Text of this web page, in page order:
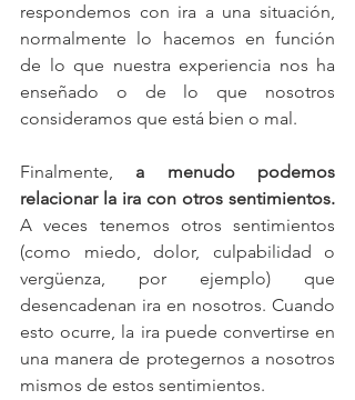
respondemos con ira a una situación,
normalmente lo hacemos en función
de lo que nuestra experiencia nos ha
enseñado o de lo que nosotros
consideramos que está bien o mal.
Finalmente, a menudo podemos
relacionar la ira con otros sentimientos.
A veces tenemos otros sentimientos
(como miedo, dolor, culpabilidad o
vergüenza, por ejemplo) que
desencadenan ira en nosotros. Cuando
esto ocurre, la ira puede convertirse en
una manera de protegernos a nosotros
mismos de estos sentimientos.